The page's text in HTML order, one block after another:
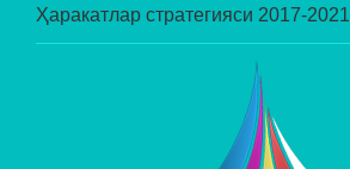
Ҳаракатлар стратегияси 2017-2021